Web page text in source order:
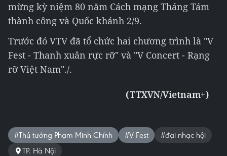
mừng kỳ niệm 80 năm Cách mạng Tháng Tám
thành công và Quốc khánh 2/9.
Trước đó VTV đã tổ chức hai chương trình là "V
Fest - Thanh xuân rực rỡ" và "V Concert - Rạng
rỡ Việt Nam"./.
(TTXVN/Vietnam+)
#Thủ tướng Phạm Minh Chính #V Fest
#đại nhạc hội
TP. Hà Nội